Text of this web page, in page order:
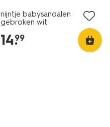
nijntje babysandalen
gebroken wit
14.
99